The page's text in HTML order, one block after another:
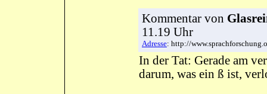
Kommentar von
11.19 Uhr
Adresse: http://
In der Tat: Gerade am
darum, was ein ß ist,